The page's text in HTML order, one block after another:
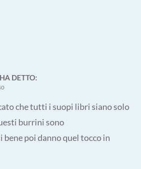
HA DETTO:
che tutti i suopi libri siano solo
burrini sono
poi danno quel tocco in